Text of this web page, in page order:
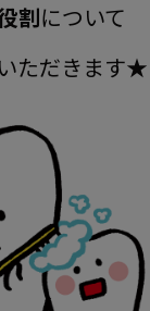
割について
ただきます★